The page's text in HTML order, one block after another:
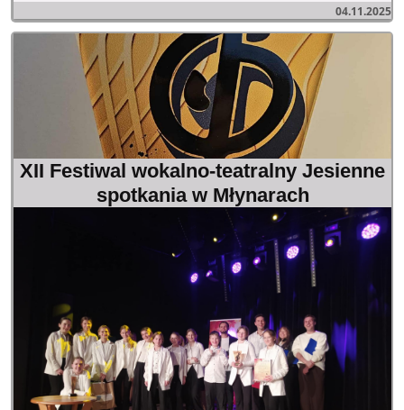
04.11.2025
XII Festiwal wokalno-teatralny Jesienne
spotkania w Młynarach